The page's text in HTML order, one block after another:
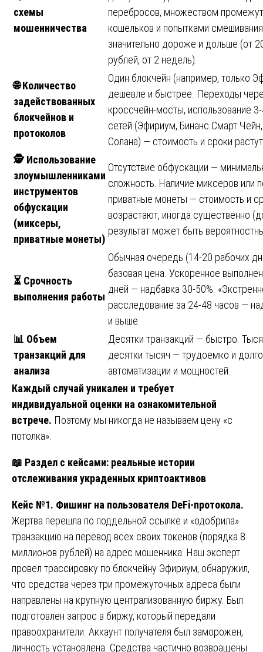
схемы
мошенничества
перебросов, множеством
кошельков и попытками
значительно дороже и дольше (от
рублей, от 2 недель).
🌐Количество
задействованных
блокчейнов и
протоколов
Один блокчейн (например, только
дешевле и быстрее. Переходы
кроссчейн-мосты, использование
сетей (Эфириум, Бинанс Смарт
Солана) — стоимость и сроки
🕵 ️ Использование
злоумышленниками
инструментов
обфускации
(миксеры,
приватные монеты)
Отсутствие обфускации —
сложность. Наличие миксеров или
приватные монеты — стоимость и
возрастают, иногда существенно
результат может быть
⏳ Срочность
выполнения работы
Обычная очередь (14-20 рабочих
базовая цена. Ускоренное
дней — надбавка 30-50%.
расследование за 24-48 часов —
и выше.
📊 Объем
транзакций для
анализа
Десятки транзакций — быстро.
десятки тысяч — трудоемко и
автоматизации и мощностей.
Каждый случай уникален и требует
индивидуальной оценки на ознакомительной
встрече. Поэтому мы никогда не называем цену «с
потолка».
📖 Раздел с кейсами: реальные истории
отслеживания украденных криптоактивов
Кейс №1. Фишинг на пользователя DeFi-протокола.
Жертва перешла по поддельной ссылке и «одобрила»
транзакцию на перевод всех своих токенов (порядка 8
миллионов рублей) на адрес мошенника. Наш эксперт
провел трассировку по блокчейну Эфириум, обнаружил,
что средства через три промежуточных адреса были
направлены на крупную централизованную биржу. Был
подготовлен запрос в биржу, который передали
правоохранители. Аккаунт получателя был заморожен,
личность установлена. Средства частично возвращены.